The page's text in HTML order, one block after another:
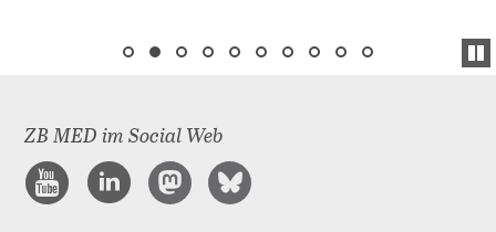
ZB MED im Social Web